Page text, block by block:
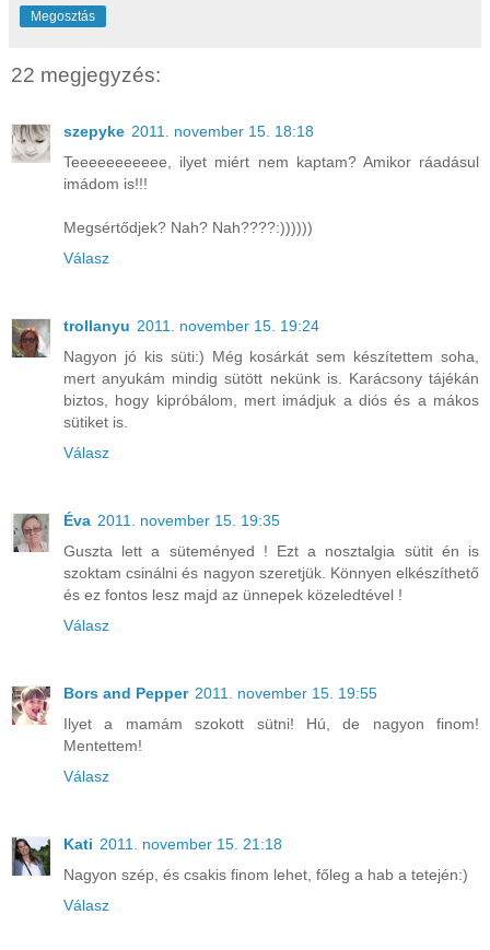
Megosztás
22 megjegyzés:
szepyke 2011. november 15. 18:18
Teeeeeeeeeee, ilyet miért nem kaptam? Amikor ráadásul
imádom is!!!
Megsértődjek? Nah? Nah????:))))))
Válasz
trollanyu 2011. november 15. 19:24
Nagyon jó kis süti:) Még kosárkát sem készítettem soha,
mert anyukám mindig sütött nekünk is. Karácsony tájékán
biztos, hogy kipróbálom, mert imádjuk a diós és a mákos
sütiket is.
Válasz
Éva 2011. november 15. 19:35
Guszta lett a süteményed ! Ezt a nosztalgia sütit én is
szoktam csinálni és nagyon szeretjük. Könnyen elkészíthető
és ez fontos lesz majd az ünnepek közeledtével !
Válasz
Bors and Pepper 2011. november 15. 19:55
Ilyet a mamám szokott sütni! Hú, de nagyon finom!
Mentettem!
Válasz
Kati 2011. november 15. 21:18
Nagyon szép, és csakis finom lehet, főleg a hab a tetején:)
Válasz